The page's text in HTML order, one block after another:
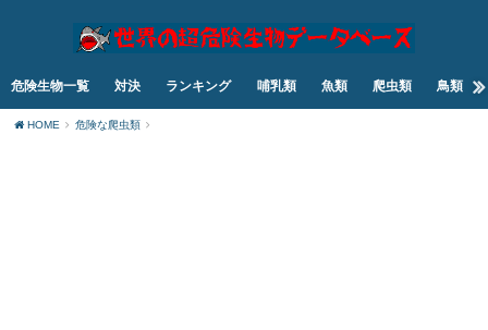
危険生物一覧 対決 ランキング 哺乳類 魚類 爬虫類 鳥類
HOME 危険な爬虫類